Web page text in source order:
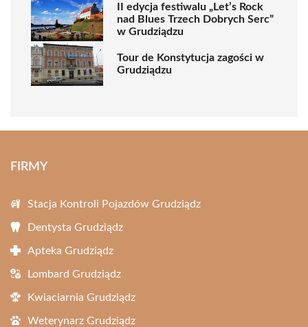
II edycja festiwalu „Let’s Rock
nad Blues Trzech Dobrych Serc”
w Grudziądzu
Tour de Konstytucja zagości w
Grudziądzu
FIRMY
Stacja Kontroli Pojazdów Grudziądz
Dentysta Grudziądz
Apteka Grudziądz
Lombard Grudziądz
Kwiaciarnia Grudziądz
Weterynarz Grudziądz